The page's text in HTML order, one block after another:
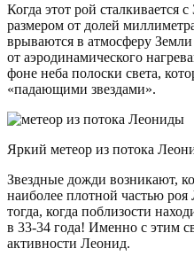
Когда этот рой
размером от долей
врываются в атмосферу
от аэродинамического
фоне неба полоски света,
«падающими звездами».
Яркий метеор из потока
Звездные дожди возникают,
наиболее плотной частью
тогда, когда поблизости
в 33-34 года! Именно с этим
активности Леонид.